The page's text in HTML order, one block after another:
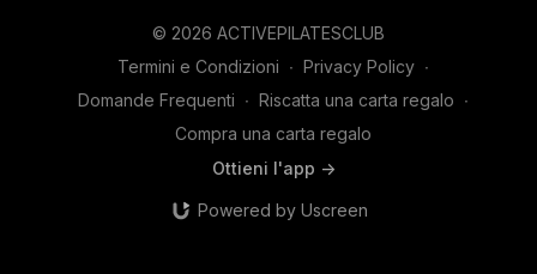
© 2026 ACTIVEPILATESCLUB
Termini e Condizioni ∙ Privacy Policy ∙
Domande Frequenti ∙ Riscatta una carta regalo ∙
Compra una carta regalo
Ottieni l'app ->
Powered by Uscreen